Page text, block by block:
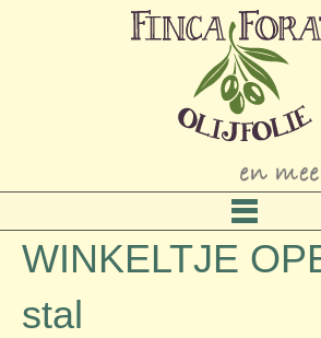
WINKELTJE
stal